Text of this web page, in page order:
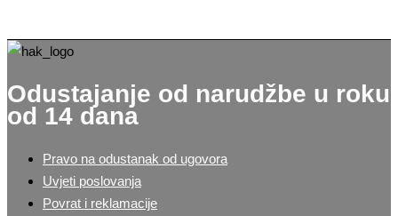
Odustajanje od narudžbe u roku
od 14 dana
Pravo na odustanak od ugovora
Uvjeti poslovanja
Povrat i reklamacije